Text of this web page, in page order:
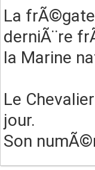
La
derniÃ¨re
la Marine
Le
jour.
Son